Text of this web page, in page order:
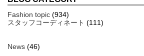
Fashion topic (934)
スタッフコーディネート (111)
News (46)